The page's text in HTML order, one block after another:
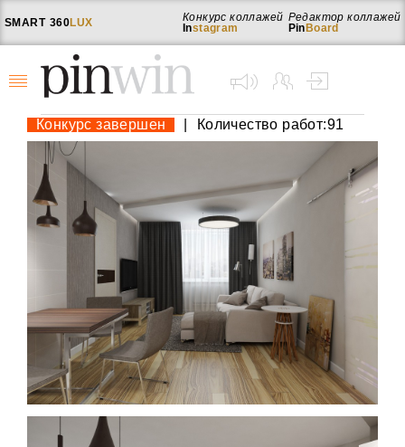
SMART 360LUX
Редактор коллажей
Pin Board
Конкурс коллажей
Instagram
Конкурс завершен Количество работ:91